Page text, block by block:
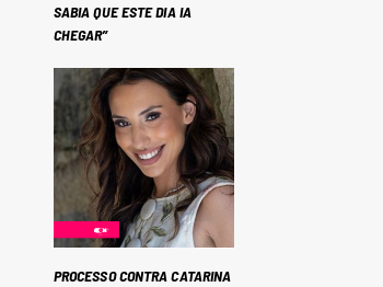
SABIA QUE ESTE DIA IA
CHEGAR”
PROCESSO CONTRA CATARINA